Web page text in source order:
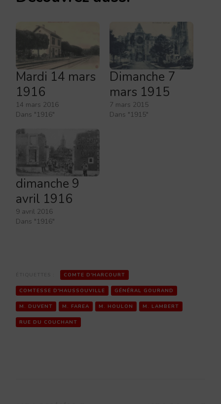
Mardi 14 mars
1916
14 mars 2016
Dans "1916"
Dimanche 7
mars 1915
7 mars 2015
Dans "1915"
dimanche 9
avril 1916
9 avril 2016
Dans "1916"
COMTE D'HARCOURT
COMTESSE D'HAUSSOUVILLE GÉNÉRAL GOURAND
M. DUVENT M. FAREA M. HOULON M. LAMBERT
RUE DU COUCHANT